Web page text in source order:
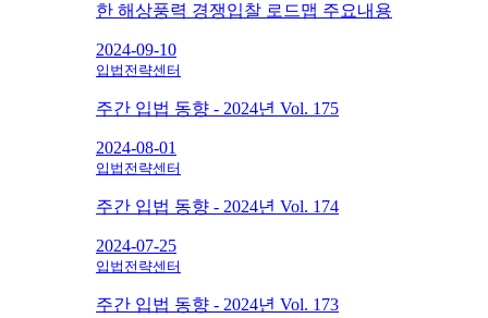
한 해상풍력 경쟁입찰 로드맵 주요내용
2024-09-10
입법전략센터
주간 입법 동향 - 2024년 Vol. 175
2024-08-01
입법전략센터
주간 입법 동향 - 2024년 Vol. 174
2024-07-25
입법전략센터
주간 입법 동향 - 2024년 Vol. 173